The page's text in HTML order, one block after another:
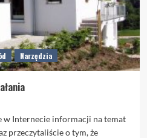
Narzędzia
w Internecie informacji na temat
przeczytaliście o tym, że